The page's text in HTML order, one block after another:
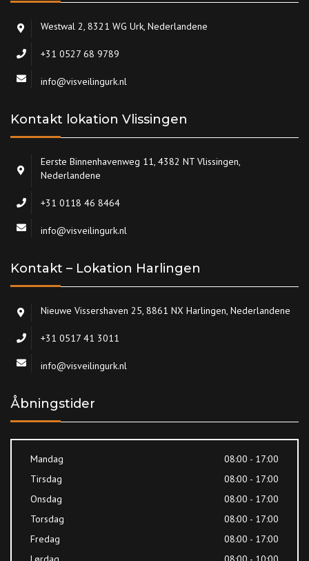
Westwal 2, 8321 WG Urk, Nederlandene
+31 0527 68 9789
info@visveilingurk.nl
Kontakt lokation Vlissingen
Eerste Binnenhavenweg 11, 4382 NT Vlissingen,
Nederlandene
+31 0118 46 8464
info@visveilingurk.nl
Kontakt – Lokation Harlingen
Nieuwe Vissershaven 25, 8861 NX Harlingen, Nederlandene
+31 0517 41 3011
info@visveilingurk.nl
Åbningstider
Mandag
08:00 - 17:00
Tirsdag
08:00 - 17:00
Onsdag
08:00 - 17:00
Torsdag
08:00 - 17:00
Fredag
08:00 - 17:00